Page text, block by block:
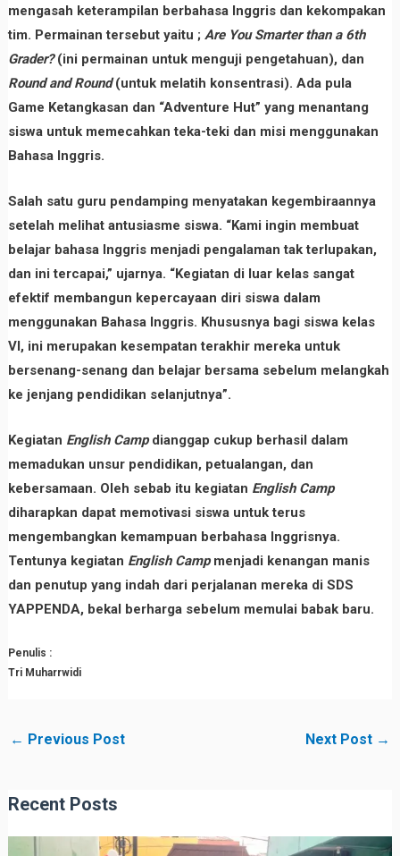
mengasah keterampilan berbahasa Inggris dan kekompakan
tim. Permainan tersebut yaitu ;Are You Smarter than a 6th
Grader? (ini permainan untuk menguji pengetahuan), dan
Round and Round(untuk melatih konsentrasi). Ada pula
Game Ketangkasan dan “Adventure Hut” yang menantang
siswa untuk memecahkan teka-teki dan misi menggunakan
Bahasa Inggris.
Salah satu guru pendamping menyatakan kegembiraannya
setelah melihat antusiasme siswa. “Kami ingin membuat
belajar bahasa Inggris menjadi pengalaman tak terlupakan,
dan ini tercapai,” ujarnya. “Kegiatan di luar kelas sangat
efektif membangun kepercayaan diri siswa dalam
menggunakan Bahasa Inggris. Khususnya bagi siswa kelas
VI, ini merupakan kesempatan terakhir mereka untuk
bersenang-senang dan belajar bersama sebelum melangkah
ke jenjang pendidikan selanjutnya”.
Kegiatan English Campdianggap cukup berhasil dalam
memadukan unsur pendidikan, petualangan, dan
kebersamaan. Oleh sebab itu kegiatan English Camp
diharapkan dapat memotivasi siswa untuk terus
mengembangkan kemampuan berbahasa Inggrisnya.
Tentunya kegiatan English Campmenjadi kenangan manis
dan penutup yang indah dari perjalanan mereka di SDS
YAPPENDA, bekal berharga sebelum memulai babak baru.
Penulis :
Tri Muharrwidi
← Previous Post Next Post →
Recent Posts